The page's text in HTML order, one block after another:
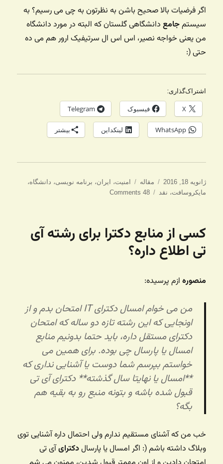
اگر فرضیات بالا صحیح باشن به نظرتون به چی می رسیم؟ به
سیستمجامع دانشگاهی گلستان که البته در مورد دانشگاه
من یعنی خواجه نصیر، اس اس ال سرتیفیک ارور هم می ده
حتی (:
اشتراک‌گذاری:
X فیسبوک Telegram
WhatsApp لینکداین بیشتر
ارسال
شده
ژانویه 18, 2016 دسته‌ها
مقاله برچسب‌ها
امنیت، ایران، برنامه نویسی، دانشگاه،
مایکروسافت، نقد 48 Comments
کسی از منابع دکترا برای رشته آی
تی اطلاع داره؟
منصوره ازم پرسیده:
من می خوام امسال دکترای IT امتحان بدم و از
اونجایی که این رشته تازه دو ساله که امتحان
دکترای مستقل داره، باید حتما بدونیم منابع
امسال یا پارسال چی بوده. برای همین می
خواستم بپرسم شما دوست یا آشنایی نداری که
**امسال یا نهایتا سال گذشته** دکترای آی تی
قبول شده باشه و بتونه منبع رو به بقیه هم
بگه؟
خب من که آشنای مستقیم ندارم ولی احتمال داره آشنایی توی
وبلاگ داشته باشم (: اگر امسال یا پارسالدکترایآی تی